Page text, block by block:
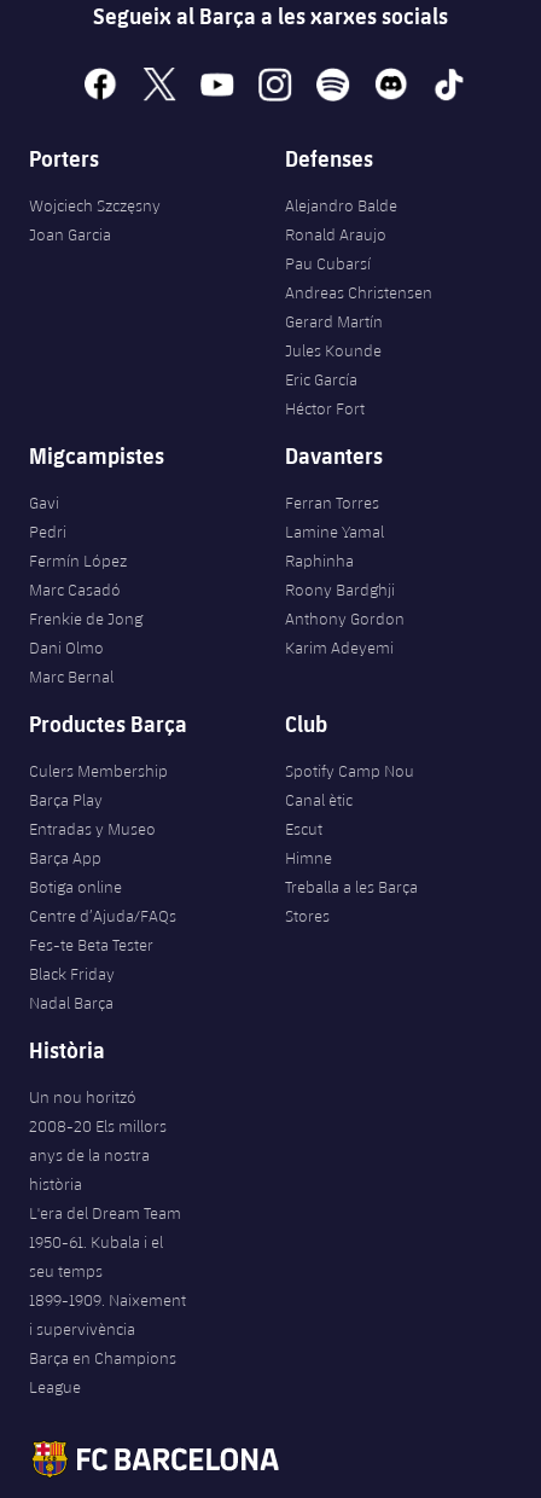
Segueix al Barça a les xarxes socials
facebook
x youtubeinstagramspotify discord tiktok
Porters
Wojciech Szczęsny
Joan Garcia
Defenses
Alejandro Balde
Ronald Araujo
Pau Cubarsí
Andreas Christensen
Gerard Martín
Jules Kounde
Eric García
Héctor Fort
Migcampistes
Gavi
Pedri
Fermín López
Marc Casadó
Frenkie de Jong
Dani Olmo
Marc Bernal
Davanters
Ferran Torres
Lamine Yamal
Raphinha
Roony Bardghji
Anthony Gordon
Karim Adeyemi
Productes Barça
Culers Membership
Barça Play
Entradas y Museo
Barça App
Botiga online
Centre d’Ajuda/FAQs
Fes-te Beta Tester
Black Friday
Nadal Barça
Club
Spotify Camp Nou
Canal ètic
Escut
Himne
Treballa a les Barça
Stores
Història
Un nou horitzó
2008-20 Els millors
anys de la nostra
història
L'era del Dream Team
1950-61. Kubala i el
seu temps
1899-1909. Naixement
i supervivència
Barça en Champions
League